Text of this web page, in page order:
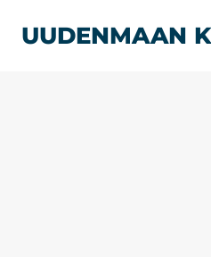
sisältöön
UUDENMAAN